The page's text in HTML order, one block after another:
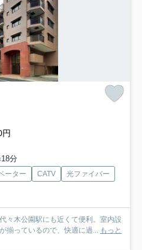
円
分
ーター CATV
光ファイバー
々木公園駅にも近くて便利。室内設
揃っているので、快適に過...
もっと